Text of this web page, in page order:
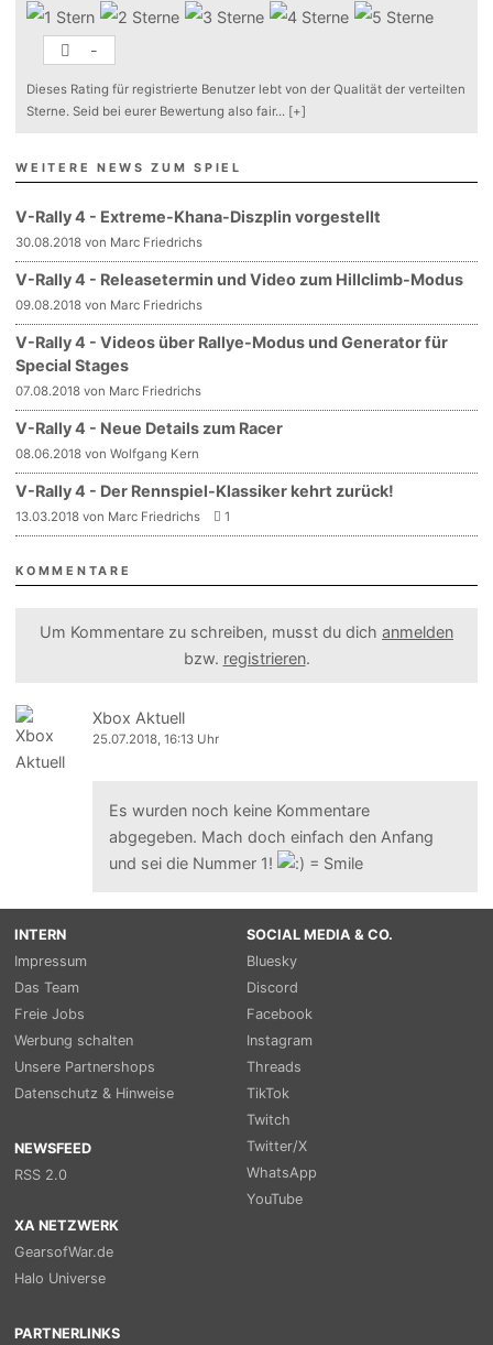
-
Dieses Rating für registrierte Benutzer lebt von der Qualität der verteilten
Sterne. Seid bei eurer Bewertung also fair... [+]
WEITERE NEWS ZUM SPIEL
V-Rally 4 - Extreme-Khana-Diszplin vorgestellt
30.08.2018 von Marc Friedrichs
V-Rally 4 - Releasetermin und Video zum Hillclimb-Modus
09.08.2018 von Marc Friedrichs
V-Rally 4 - Videos über Rallye-Modus und Generator für
Special Stages
07.08.2018 von Marc Friedrichs
V-Rally 4 - Neue Details zum Racer
08.06.2018 von Wolfgang Kern
V-Rally 4 - Der Rennspiel-Klassiker kehrt zurück!
13.03.2018 von Marc Friedrichs 1
KOMMENTARE
Um Kommentare zu schreiben, musst du dich anmelden
bzw. registrieren.
Xbox Aktuell
25.07.2018, 16:13 Uhr
Es wurden noch keine Kommentare
abgegeben. Mach doch einfach den Anfang
und sei die Nummer 1!
INTERN
Impressum
Das Team
Freie Jobs
Werbung schalten
Unsere Partnershops
Datenschutz & Hinweise
NEWSFEED
RSS 2.0
SOCIAL MEDIA & CO.
Bluesky
Discord
Facebook
Instagram
Threads
TikTok
Twitch
Twitter/X
WhatsApp
YouTube
XA NETZWERK
GearsofWar.de
Halo Universe
PARTNERLINKS